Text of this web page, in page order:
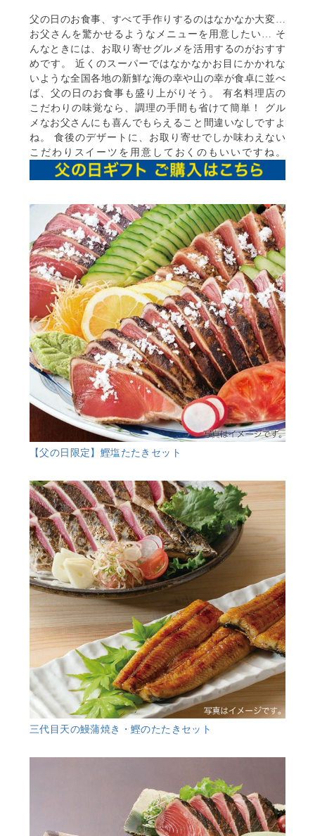
父の日のお食事、すべて手作りするのはなかなか大変…
お父さんを驚かせるようなメニューを用意したい… そ
んなときには、お取り寄せグルメを活用するのがおすす
めです。 近くのスーパーではなかなかお目にかかれな
いような全国各地の新鮮な海の幸や山の幸が食卓に並べ
ば、父の日のお食事も盛り上がりそう。 有名料理店の
こだわりの味覚なら、調理の手間も省けて簡単！ グル
メなお父さんにも喜んでもらえること間違いなしですよ
ね。 食後のデザートに、お取り寄せでしか味わえない
こだわりスイーツを用意しておくのもいいですね。
【父の日限定】鰹塩たたきセット
三代目天の鰻蒲焼き・鰹のたたきセット